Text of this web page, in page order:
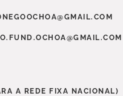
A REDE FIXA NACIONAL)